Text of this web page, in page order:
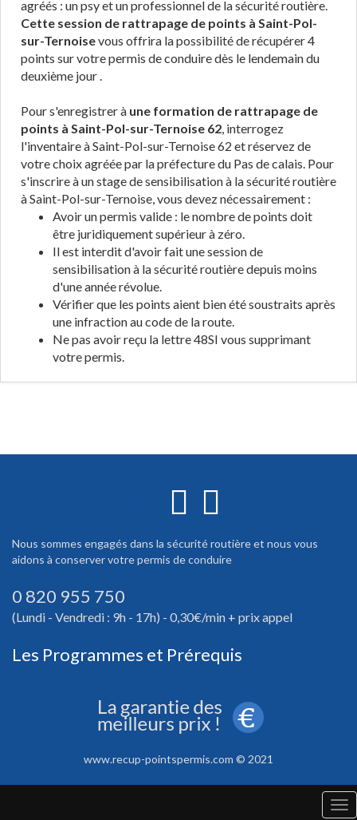
agréés : un psy et un professionnel de la sécurité routière.
Cette session de rattrapage de points à Saint-Pol-
sur-Ternoisevous offrira la possibilité de récupérer 4
points sur votre permis de conduire dès le lendemain du
deuxième jour .
Pour s'enregistrer à une formation de rattrapage de
points à Saint-Pol-sur-Ternoise 62, interrogez
l'inventaire à Saint-Pol-sur-Ternoise 62 et réservez de
votre choix agréée par la préfecture du Pas de calais. Pour
s'inscrire à un stage de sensibilisation à la sécurité routière
à Saint-Pol-sur-Ternoise, vous devez nécessairement :
Avoir un permis valide : le nombre de points doit
être juridiquement supérieur à zéro.
Il est interdit d'avoir fait une session de
sensibilisation à la sécurité routière depuis moins
d'une année révolue.
Vérifier que les points aient bien été soustraits après
une infraction au code de la route.
Ne pas avoir reçu la lettre 48SI vous supprimant
votre permis.
Nous sommes engagés dans la sécurité routière et nous vous
aidons à conserver votre permis de conduire
0 820 955 750
(Lundi - Vendredi : 9h - 17h) - 0,30€/min + prix appel
Les Programmes et Prérequis
www.recup-pointspermis.com © 2021